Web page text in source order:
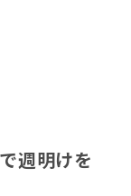
週明けを